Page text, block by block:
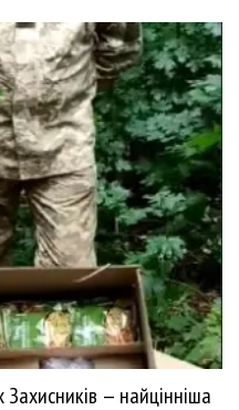
Захисників — найцінніша